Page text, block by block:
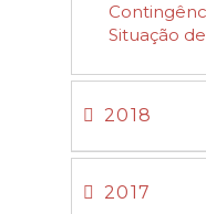
Situação
2018
2017